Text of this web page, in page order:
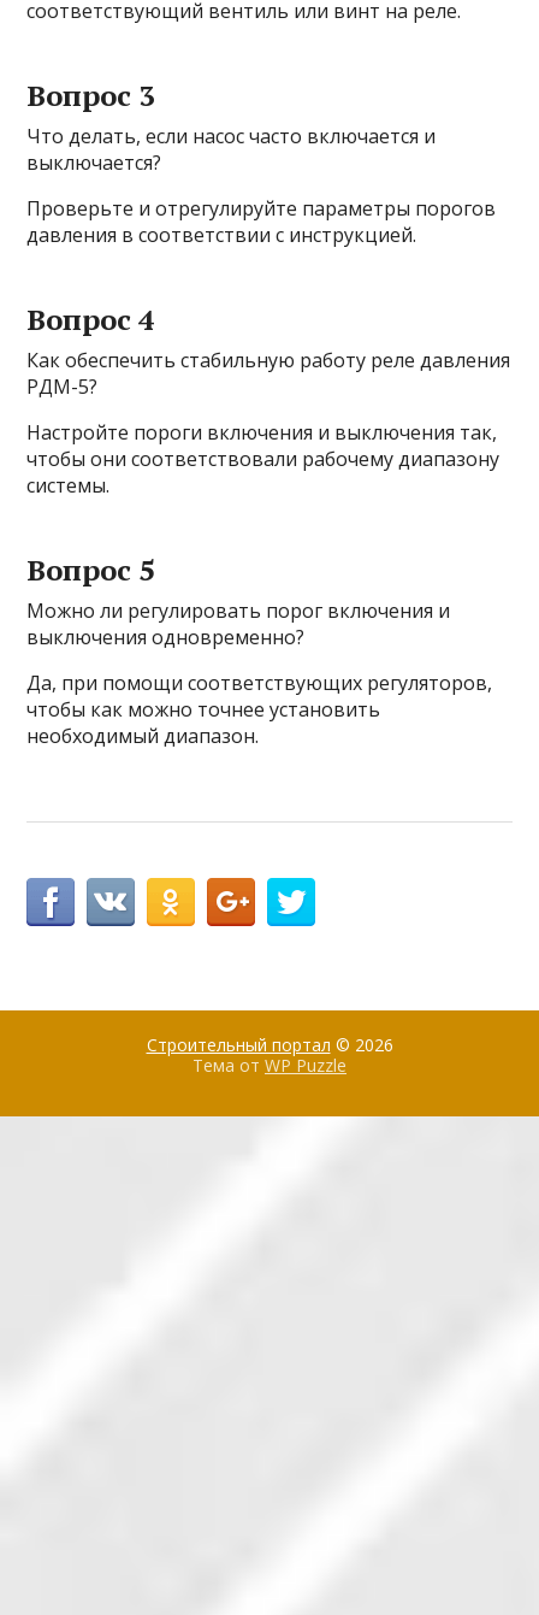
соответствующий вентиль или винт на реле.
Вопрос 3
Что делать, если насос часто включается и
выключается?
Проверьте и отрегулируйте параметры порогов
давления в соответствии с инструкцией.
Вопрос 4
Как обеспечить стабильную работу реле давления
РДМ-5?
Настройте пороги включения и выключения так,
чтобы они соответствовали рабочему диапазону
системы.
Вопрос 5
Можно ли регулировать порог включения и
выключения одновременно?
Да, при помощи соответствующих регуляторов,
чтобы как можно точнее установить
необходимый диапазон.
Строительный портал © 2026
Тема от WP Puzzle